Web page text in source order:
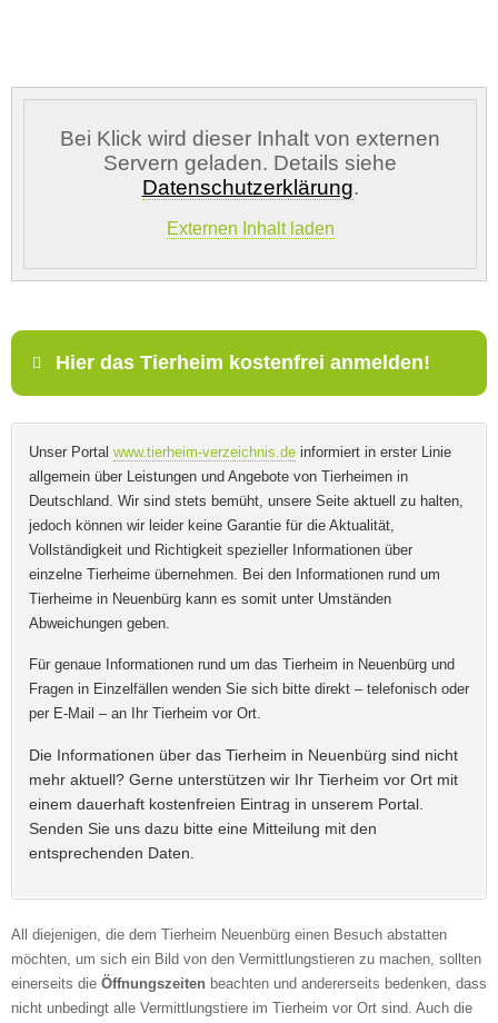
Kontaktdaten des Besitzers
E-Mail-Adresse*
Mit Absenden der Daten akzeptiere ich die
AGB`s.
ABSENDEN
Bei Klick wird dieser Inhalt von externen
Servern geladen. Details siehe
Datenschutzerklärung.
Externen Inhalt laden
Hier das Tierheim kostenfrei anmelden!
Name*
E-Mail*
Name des Tierheims *
Adresse *
Unser Portal www.tierheim-verzeichnis.de informiert in erster Linie
allgemein über Leistungen und Angebote von Tierheimen in
Deutschland. Wir sind stets bemüht, unsere Seite aktuell zu halten,
jedoch können wir leider keine Garantie für die Aktualität,
Vollständigkeit und Richtigkeit spezieller Informationen über
einzelne Tierheime übernehmen. Bei den Informationen rund um
Tierheime in Neuenbürg kann es somit unter Umständen
Abweichungen geben.
Für genaue Informationen rund um das Tierheim in Neuenbürg und
Fragen in Einzelfällen wenden Sie sich bitte direkt – telefonisch oder
per E-Mail – an Ihr Tierheim vor Ort.
Die Informationen über das Tierheim in Neuenbürg sind nicht
mehr aktuell? Gerne unterstützen wir Ihr Tierheim vor Ort mit
einem dauerhaft kostenfreien Eintrag in unserem Portal.
Senden Sie uns dazu bitte eine Mitteilung mit den
entsprechenden Daten.
All diejenigen, die dem Tierheim Neuenbürg einen Besuch abstatten
möchten, um sich ein Bild von den Vermittlungstieren zu machen, sollten
einerseits die Öffnungszeiten beachten und andererseits bedenken, dass
nicht unbedingt alle Vermittlungstiere im Tierheim vor Ort sind. Auch die